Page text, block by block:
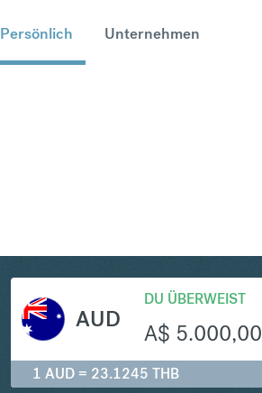
Persönlich Unternehmen
AUD
DU ÜBERWEIST
A$ 5.000,00
1 AUD = 23.1245 THB